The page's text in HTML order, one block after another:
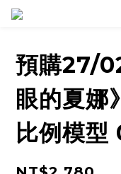
預購27/
眼的夏娜
比例模型